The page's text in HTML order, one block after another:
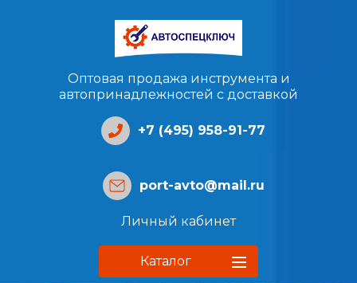
Оптовая продажа инструмента и
автопринадлежностей с доставкой
+7 (495) 958-91-77
port-avto@mail.ru
Личный кабинет
Каталог